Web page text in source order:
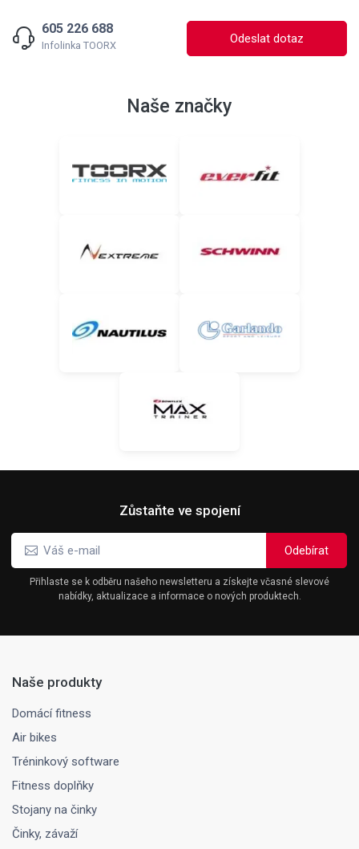
605 226 688
Infolinka TOORX Odeslat dotaz
Naše značky
Zůstaňte ve spojení
Přihlaste se k odběru našeho newsletteru a získejte včasné slevové
nabídky, aktualizace a informace o nových produktech.
Naše produkty
Domácí fitness
Air bikes
Tréninkový software
Fitness doplňky
Stojany na činky
Činky, závaží